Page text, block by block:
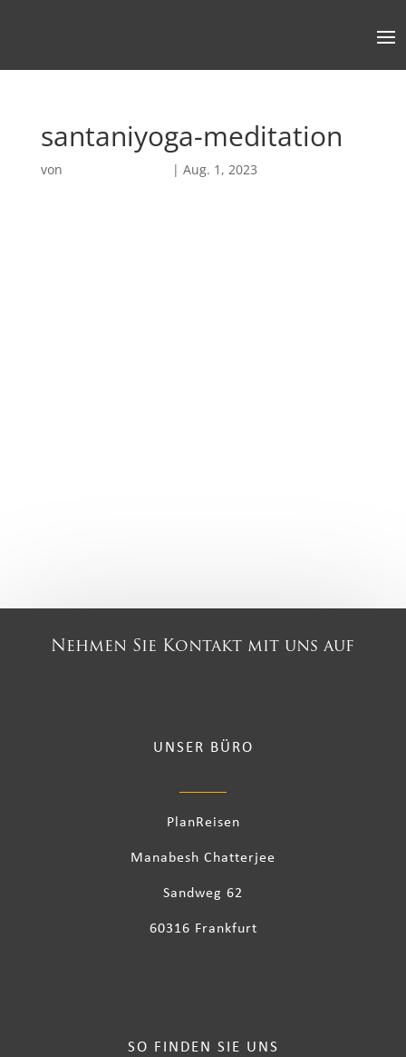
santaniyoga-meditation
von | Aug. 1, 2023
Nehmen Sie Kontakt mit uns auf
UNSER BÜRO
PlanReisen
Manabesh Chatterjee
Sandweg 62
60316 Frankfurt
SO FINDEN SIE UNS